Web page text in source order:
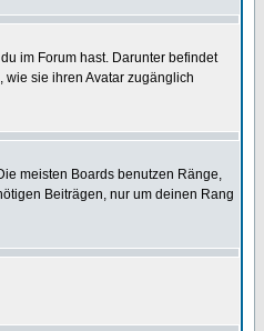
im Forum hast. Darunter befindet
wie sie ihren Avatar zugänglich
meisten Boards benutzen Ränge,
Beiträgen, nur um deinen Rang